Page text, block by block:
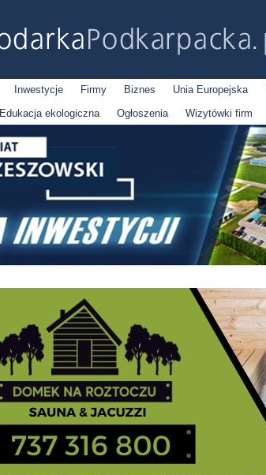
Inwestycje Firmy Biznes Unia Europejska
Edukacja ekologiczna Ogłoszenia Wizytówki firm